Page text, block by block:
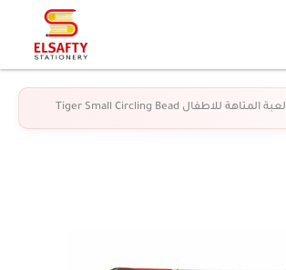
لعبة المتاهة للاطفال Tiger Small Circling Bead